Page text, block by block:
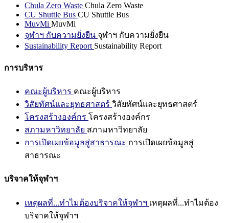
Chula Zero Waste Chula Zero Waste
CU Shuttle Bus CU Shuttle Bus
MuvMi MuvMi
จุฬาฯ กับความยั่งยืน จุฬาฯ กับความยั่งยืน
Sustainability Report Sustainability Report
การบริหาร
คณะผู้บริหาร คณะผู้บริหาร
วิสัยทัศน์และยุทธศาสตร์ วิสัยทัศน์และยุทธศาสตร์
โครงสร้างองค์กร โครงสร้างองค์กร
สภามหาวิทยาลัย สภามหาวิทยาลัย
การเปิดเผยข้อมูลสู่สาธารณะ การเปิดเผยข้อมูลสู่
สาธารณะ
บริจาคให้จุฬาฯ
เหตุผลที่...ทำไมต้องบริจาคให้จุฬาฯ เหตุผลที่...ทำไมต้อง
บริจาคให้จุฬาฯ